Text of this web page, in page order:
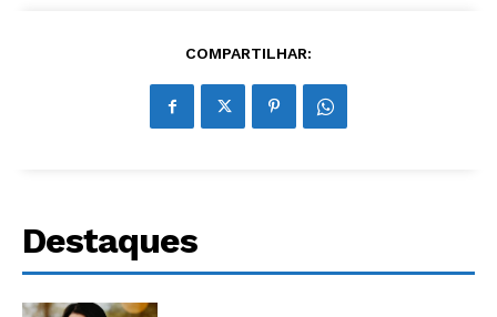
COMPARTILHAR:
Destaques